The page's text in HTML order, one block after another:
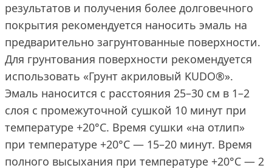
результатов и получения более долговечного
покрытия рекомендуется наносить эмаль на
предварительно загрунтованные поверхности.
Для грунтования поверхности рекомендуется
использовать «Грунт акриловый KUDO®».
Эмаль наносится с расстояния 25–30 см в 1–2
слоя с промежуточной сушкой 10 минут при
температуре +20°С. Время сушки «на отлип»
при температуре +20°С — 15–20 минут. Время
полного высыхания при температуре +20°С — 2